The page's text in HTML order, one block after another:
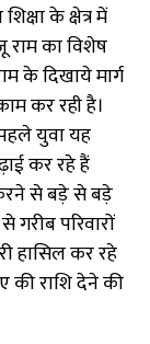
के क्षेत्र में
राम का विशेष
के दिखाये मार्ग
कर रही है।
युवा यह
कर रहे हैं
से बड़े से बड़े
गरीब परिवारों
हासिल कर रहे
की राशि देने की